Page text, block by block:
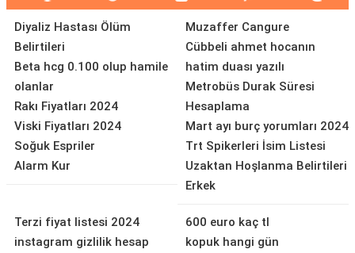
Diyaliz Hastası Ölüm
Belirtileri
Beta hcg 0.100 olup hamile
olanlar
Rakı Fiyatları 2024
Viski Fiyatları 2024
Soğuk Espriler
Alarm Kur
Muzaffer Cangure
Cübbeli ahmet hocanın
hatim duası yazılı
Metrobüs Durak Süresi
Hesaplama
Mart ayı burç yorumları 2024
Trt Spikerleri İsim Listesi
Uzaktan Hoşlanma Belirtileri
Erkek
Terzi fiyat listesi 2024
instagram gizlilik hesap
600 euro kaç tl
kopuk hangi gün